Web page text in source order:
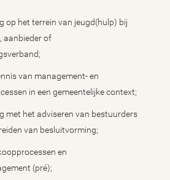
op het terrein van jeugd(hulp) bij
aanbieder of
van management- en
in een gemeentelijke context;
met het adviseren van bestuurders
van besluitvorming;
en
(pré);